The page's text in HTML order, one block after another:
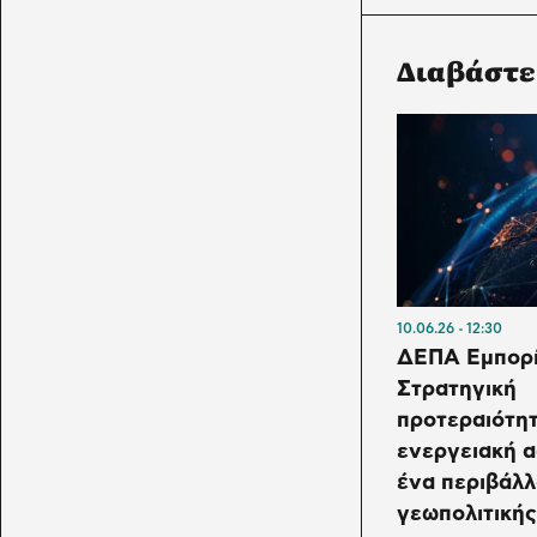
10.06.26 12:30
ΔΕΠΑ
Στρατηγική
ενεργειακή
ένα